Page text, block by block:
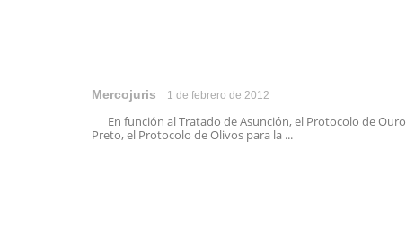
Mercojuris 1 de febrero de 2012
En función al Tratado de Asunción, el Protocolo de Ouro
Preto, el Protocolo de Olivos para la ...